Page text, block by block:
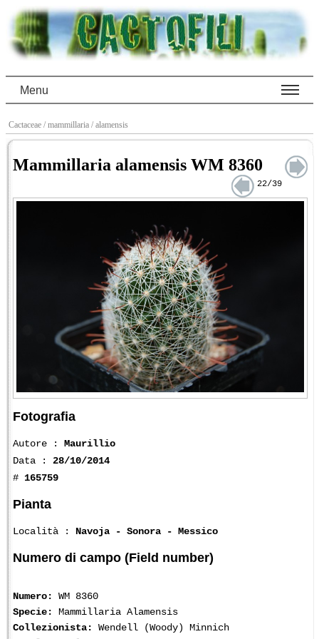
Menu
Cactaceae / mammillaria / alamensis
Mammillaria alamensis WM 8360
22/39
Fotografia
Autore : Maurillio
Data : 28/10/2014
# 165759
Pianta
Località : Navoja - Sonora - Messico
Numero di campo (Field number)
Numero:
WM 8360
Specie:
Mammillaria Alamensis
Collezionista:
Wendell (Woody) Minnich